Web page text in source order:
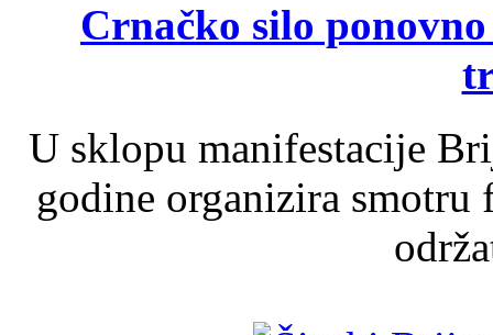
Crnačko silo
U sklopu manifestacije
godine organizira